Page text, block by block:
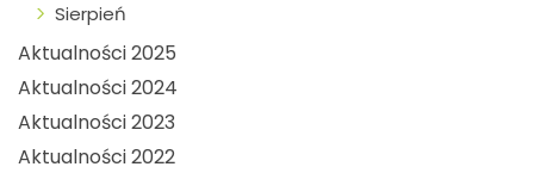
Sierpień
Aktualności 2025
Aktualności 2024
Aktualności 2023
Aktualności 2022